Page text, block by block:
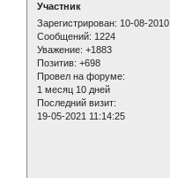
Участник
Зарегистрирован: 10-08-2010
Сообщений: 1224
Уважение: +1883
Позитив: +698
Провел на форуме:
1 месяц 10 дней
Последний визит:
19-05-2021 11:14:25